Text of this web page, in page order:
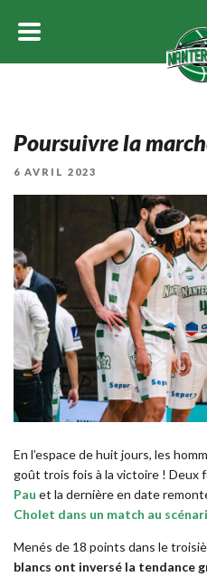
Poursuivre la
PUBLIÉ
6 AVRIL 2023
En l’espace de huit jours, les
goût trois fois à la victoire ! Deux
Pau et la dernière en date
Cholet dans un match au
Menés de 18 points dans le
blancs ont inversé la tendance